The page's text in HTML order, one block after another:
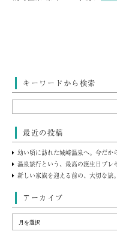
キーワードから検索
最近の投稿
幼い頃に訪れた城崎温泉へ。今だか
温泉旅行という、最高の誕生日プレ
新しい家族を迎える前の、大切な旅。
アーカイブ